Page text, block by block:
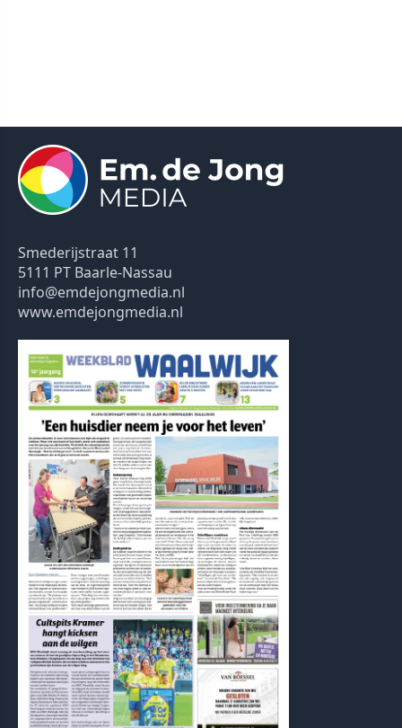
Smederijstraat 11
5111 PT Baarle-Nassau
info@emdejongmedia.nl
www.emdejongmedia.nl